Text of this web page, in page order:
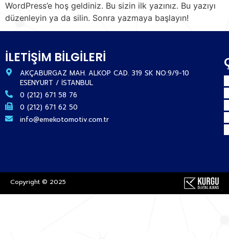
WordPress’e hoş geldiniz. Bu sizin ilk yazınız. Bu yazıyı
düzenleyin ya da silin. Sonra yazmaya başlayın!
İLETİŞİM BİLGİLERİ
AKÇABURGAZ MAH. ALKOP CAD. 319 SK NO:9/9-10
ESENYURT / İSTANBUL
0 (212) 671 58 76
0 (212) 671 62 50
info@emekotomotiv.com.tr
Copyright © 2025